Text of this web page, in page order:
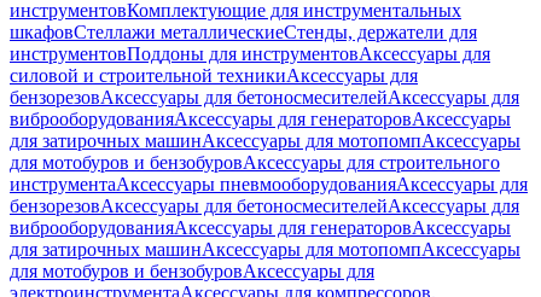
инструментовКомплектующие для инструментальных
шкафовСтеллажи металлическиеСтенды, держатели для
инструментовПоддоны для инструментовАксессуары для
силовой и строительной техникиАксессуары для
бензорезовАксессуары для бетоносмесителейАксессуары для
виброоборудованияАксессуары для генераторовАксессуары
для затирочных машинАксессуары для мотопомпАксессуары
для мотобуров и бензобуровАксессуары для строительного
инструментаАксессуары пневмооборудованияАксессуары для
бензорезовАксессуары для бетоносмесителейАксессуары для
виброоборудованияАксессуары для генераторовАксессуары
для затирочных машинАксессуары для мотопомпАксессуары
для мотобуров и бензобуровАксессуары для
электроинструментаАксессуары для компрессоров,